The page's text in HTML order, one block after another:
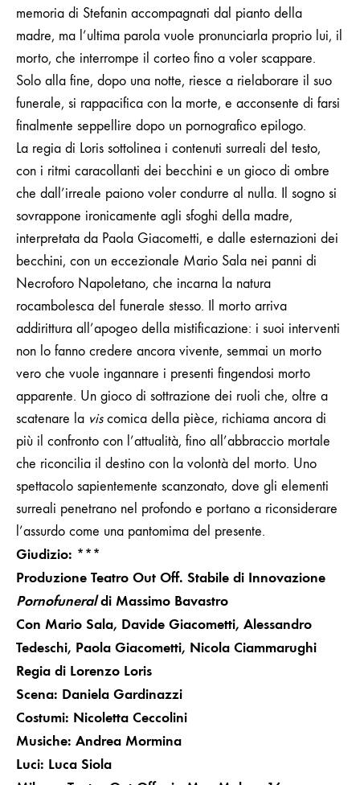
memoria di Stefanin accompagnati dal pianto della
madre, ma l’ultima parola vuole pronunciarla proprio lui, il
morto, che interrompe il corteo fino a voler scappare.
Solo alla fine, dopo una notte, riesce a rielaborare il suo
funerale, si rappacifica con la morte, e acconsente di farsi
finalmente seppellire dopo un pornografico epilogo.
La regia di Loris sottolinea i contenuti surreali del testo,
con i ritmi caracollanti dei becchini e un gioco di ombre
che dall’irreale paiono voler condurre al nulla. Il sogno si
sovrappone ironicamente agli sfoghi della madre,
interpretata da Paola Giacometti, e dalle esternazioni dei
becchini, con un eccezionale Mario Sala nei panni di
Necroforo Napoletano, che incarna la natura
rocambolesca del funerale stesso. Il morto arriva
addirittura all’apogeo della mistificazione: i suoi interventi
non lo fanno credere ancora vivente, semmai un morto
vero che vuole ingannare i presenti fingendosi morto
apparente. Un gioco di sottrazione dei ruoli che, oltre a
scatenare la viscomica della pièce, richiama ancora di
più il confronto con l’attualità, fino all’abbraccio mortale
che riconcilia il destino con la volontà del morto. Uno
spettacolo sapientemente scanzonato, dove gli elementi
surreali penetrano nel profondo e portano a riconsiderare
l’assurdo come una pantomima del presente.
Giudizio: ***
Produzione Teatro Out Off. Stabile di Innovazione
Pornofuneraldi Massimo Bavastro
Con Mario Sala, Davide Giacometti, Alessandro
Tedeschi, Paola Giacometti, Nicola Ciammarughi
Regia di Lorenzo Loris
Scena: Daniela Gardinazzi
Costumi: Nicoletta Ceccolini
Musiche: Andrea Mormina
Luci: Luca Siola